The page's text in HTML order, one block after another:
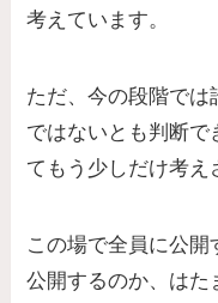
考えています。
ただ、今の段階では
ではないとも判断で
てもう少しだけ考え
この場で全員に公
公開するのか、はた